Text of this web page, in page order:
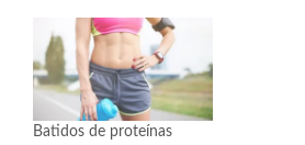
Batidos de proteínas